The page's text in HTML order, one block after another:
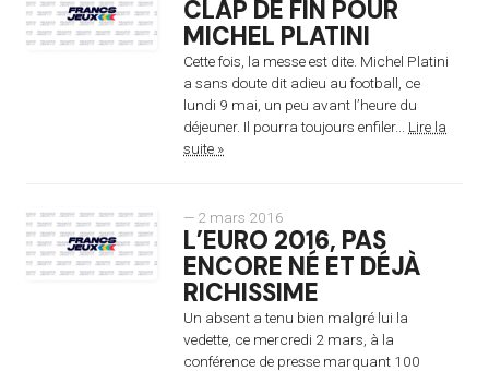
CLAP DE FIN POUR
MICHEL PLATINI
Cette fois, la messe est dite. Michel Platini
a sans doute dit adieu au football, ce
lundi 9 mai, un peu avant l’heure du
déjeuner. Il pourra toujours enfiler... Lire la
suite »
— 2 mars 2016
L’EURO 2016, PAS
ENCORE NÉ ET DÉJÀ
RICHISSIME
Un absent a tenu bien malgré lui la
vedette, ce mercredi 2 mars, à la
conférence de presse marquant 100